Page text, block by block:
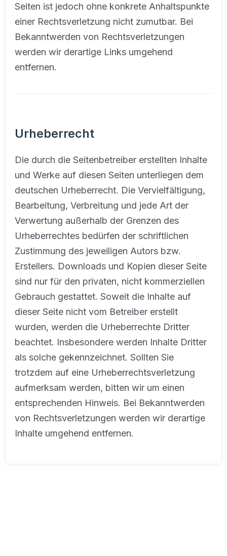
Seiten ist jedoch ohne konkrete Anhaltspunkte
einer Rechtsverletzung nicht zumutbar. Bei
Bekanntwerden von Rechtsverletzungen
werden wir derartige Links umgehend
entfernen.
Urheberrecht
Die durch die Seitenbetreiber erstellten Inhalte
und Werke auf diesen Seiten unterliegen dem
deutschen Urheberrecht. Die Vervielfältigung,
Bearbeitung, Verbreitung und jede Art der
Verwertung außerhalb der Grenzen des
Urheberrechtes bedürfen der schriftlichen
Zustimmung des jeweiligen Autors bzw.
Erstellers. Downloads und Kopien dieser Seite
sind nur für den privaten, nicht kommerziellen
Gebrauch gestattet. Soweit die Inhalte auf
dieser Seite nicht vom Betreiber erstellt
wurden, werden die Urheberrechte Dritter
beachtet. Insbesondere werden Inhalte Dritter
als solche gekennzeichnet. Sollten Sie
trotzdem auf eine Urheberrechtsverletzung
aufmerksam werden, bitten wir um einen
entsprechenden Hinweis. Bei Bekanntwerden
von Rechtsverletzungen werden wir derartige
Inhalte umgehend entfernen.